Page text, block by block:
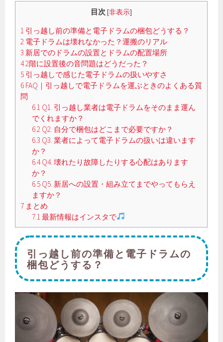
目次 [非表示]
1 引っ越し前の準備と電子ドラムの梱包どうする？
2 電子ドラムは壊れなかった？運搬のリアル
3 新居でのドラムの設置とドラムの配置場所
42階に設置後の音問題はどうだった？
5 引っ越しで感じた電子ドラムの扱いやすさ
6 FAQ｜引っ越しで電子ドラムを運ぶときのよくある質
問
6.1 Q1. 引っ越し業者は電子ドラムをそのまま運ん
でくれますか？
6.2 Q2. 自分で梱包はどこまで必要ですか？
6.3 Q3. 業者によって電子ドラムの扱いは違います
か？
6.4Q4. 壊れたり故障したりする心配はあります
か？
6.5 Q5. 新居への設置・組み立てまでやってもらえ
ますか？
7 まとめ
7.1 最新情報はインスタで
引っ越し前の準備と電子ドラムの
梱包どうする？